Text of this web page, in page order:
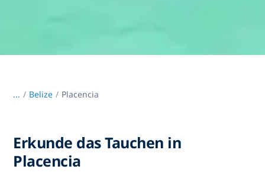
... / Belize Placencia
Erkunde das Tauchen in
Placencia